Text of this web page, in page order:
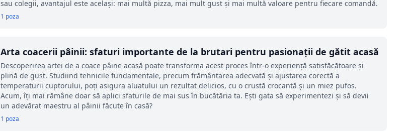
sau colegii, avantajul este același: mai multă pizza, mai mult gust și mai multă valoare pentru fiecare comandă.
1 poza
Arta coacerii pâinii: sfaturi importante de la brutari pentru pasionații de gătit acasă
Descoperirea artei de a coace pâine acasă poate transforma acest proces într-o experiență satisfăcătoare și
plină de gust. Studiind tehnicile fundamentale, precum frământarea adecvată și ajustarea corectă a
temperaturii cuptorului, poți asigura aluatului un rezultat delicios, cu o crustă crocantă și un miez pufos.
Acum, îți mai rămâne doar să aplici sfaturile de mai sus în bucătăria ta. Ești gata să experimentezi și să devii
un adevărat maestru al pâinii făcute în casă?
1 poza